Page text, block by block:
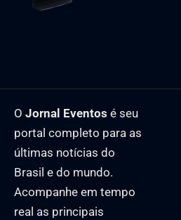
O Jornal Eventos é seu
portal completo para as
últimas notícias do
Brasil e do mundo.
Acompanhe em tempo
real as principais